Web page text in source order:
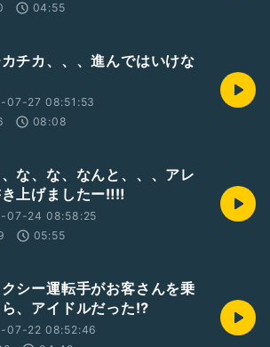
04:55
チカ、、、進んではいけな
07-27 08:51:53
08:08
な、な、なんと、、、アレ
上げましたー‼️‼️
07-24 08:58:25
05:55
シー運転手がお客さんを乗
、アイドルだった⁉️
07-22 08:52:46